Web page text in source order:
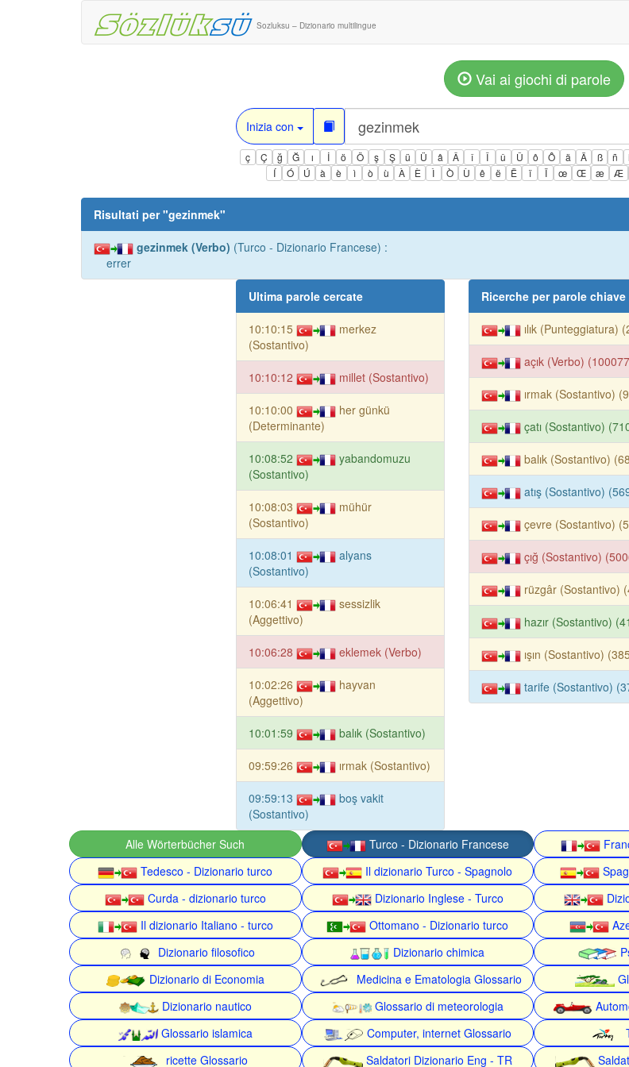
Sozluksu – Dizionario multilingue
Vai ai giochi di parole
Inizia con
ç Ç ğ Ğ ı İ ö Ö ş Ş ü Ü â Â î Î û Û ô Ô ä Ä ß ñ
Í
Ó Ú à è ì ò ù À È Ì Ò Ù ê ë Ë ï Ï œ Œ æ Æ
Risultati per "gezinmek"
gezinmek (Verbo) (Turco - Dizionario Francese) :
errer
Ultima parole cercate
10:10:15
merkez
(Sostantivo)
10:10:12 millet (Sostantivo)
10:10:00
her günkü
(Determinante)
10:08:52
yabandomuzu
(Sostantivo)
10:08:03
mühür
(Sostantivo)
10:08:01
alyans
(Sostantivo)
10:06:41
sessizlik
(Aggettivo)
10:06:28 eklemek (Verbo)
10:02:26
hayvan
(Aggettivo)
10:01:59 balık (Sostantivo)
09:59:26 ırmak (Sostantivo)
09:59:13
boş vakit
(Sostantivo)
Ricerche per parole chiave
ılık (Punteggiatura)
açık (Verbo)
ırmak (Sostantivo)
çatı (Sostantivo)
balık (Sostantivo)
atış (Sostantivo)
çevre (Sostantivo)
çığ (Sostantivo)
rüzgâr (Sostantivo)
hazır (Sostantivo)
ışın (Sostantivo)
tarife (Sostantivo)
Alle Wörterbücher Such Turco - Dizionario Francese
Tedesco - Dizionario turco
Il dizionario Turco - Spagnolo
Curda - dizionario turco
Dizionario Inglese - Turco
Il dizionario Italiano - turco
Ottomano - Dizionario turco
Dizionario filosofico
Dizionario chimica
Dizionario di Economia
Medicina e Ematologia Glossario
Dizionario nautico
Glossario di meteorologia
Glossario islamica
Computer, internet Glossario
ricette Glossario
Saldatori Dizionario Eng - TR